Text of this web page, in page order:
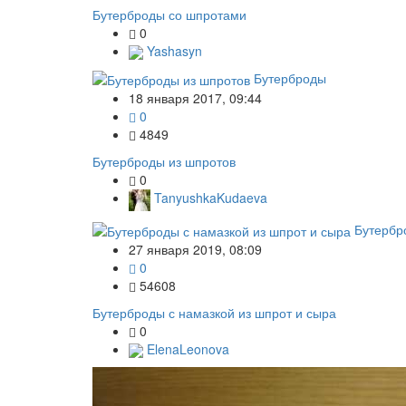
Бутерброды со шпротами
0
Yashasyn
Бутерброды
18 января 2017, 09:44
0
4849
Бутерброды из шпротов
0
TanyushkaKudaeva
27 января 2019, 08:09
0
54608
Бутерброды с намазкой из шпрот и сыра
0
ElenaLeonova